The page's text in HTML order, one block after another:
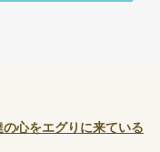
心をエグりに来ている